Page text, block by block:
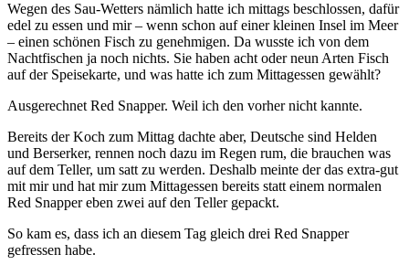
Wegen des Sau-Wetters nämlich hatte ich mittags beschlossen, dafür
edel zu essen und mir – wenn schon auf einer kleinen Insel im Meer
– einen schönen Fisch zu genehmigen. Da wusste ich von dem
Nachtfischen ja noch nichts. Sie haben acht oder neun Arten Fisch
auf der Speisekarte, und was hatte ich zum Mittagessen gewählt?
Ausgerechnet Red Snapper. Weil ich den vorher nicht kannte.
Bereits der Koch zum Mittag dachte aber, Deutsche sind Helden
und Berserker, rennen noch dazu im Regen rum, die brauchen was
auf dem Teller, um satt zu werden. Deshalb meinte der das extra-gut
mit mir und hat mir zum Mittagessen bereits statt einem normalen
Red Snapper eben zwei auf den Teller gepackt.
So kam es, dass ich an diesem Tag gleich drei Red Snapper
gefressen habe.